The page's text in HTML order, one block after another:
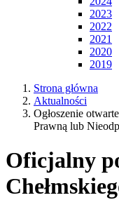
2023
2022
2021
2020
2019
Strona główna
Aktualności
Ogłoszenie
Prawną lub
Oficjalny